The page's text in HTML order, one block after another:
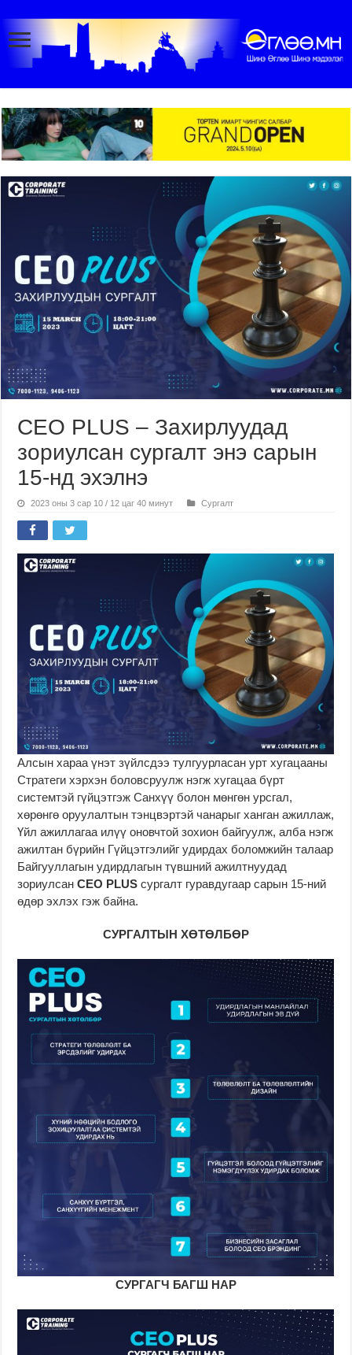
CEO PLUS – Захирлуудад
зориулсан сургалт энэ сарын
15-нд эхэлнэ
2023 оны 3 сар 10 / 12 цаг 40 минут Сургалт
Алсын хараа үнэт зүйлсдээ тулгуурласан урт хугацааны
Стратеги хэрхэн боловсруулж нэгж хугацаа бүрт
системтэй гүйцэтгэж Санхүү болон мөнгөн урсгал,
хөрөнгө оруулалтын тэнцвэртэй чанарыг ханган ажиллаж,
Үйл ажиллагаа илүү оновчтой зохион байгуулж, алба нэгж
ажилтан бүрийн Гүйцэтгэлийг удирдах боломжийн талаар
Байгууллагын удирдлагын түвшний ажилтнуудад
зориулсанCEO PLUS сургалт гуравдугаар сарын 15-ний
өдөр эхлэх гэж байна.
СУРГАЛТЫН ХӨТӨЛБӨР
СУРГАГЧ БАГШ НАР